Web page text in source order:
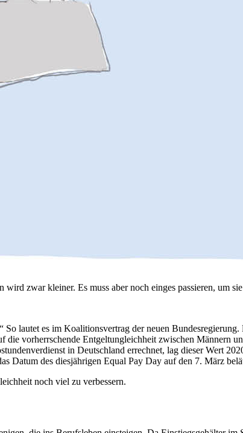
zwar kleiner. Es muss aber noch einges passieren, um
lautet es im Koalitionsvertrag der neuen
die vorherrschende Entgeltungleichheit zwischen Männern
in Deutschland errechnet, lag dieser Wert
Datum des diesjährigen Equal Pay Day auf den 7. März
noch viel zu verbessern.